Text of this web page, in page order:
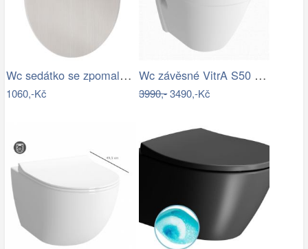
Wc sedátko se zpomalovacím mechanismem…
1060,-Kč
Wc závěsné VitrA S50 zadní odpad 5618…
3990,-3490,-Kč